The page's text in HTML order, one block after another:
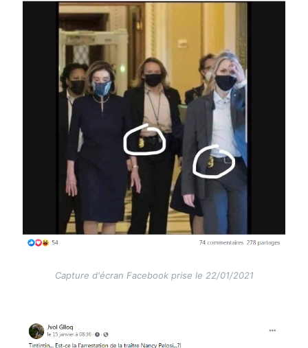
Capture d'écran Facebook prise le 22/01/2021
Image